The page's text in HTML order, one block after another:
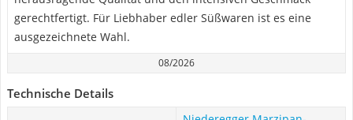
gerechtfertigt. Für Liebhaber edler Süßwaren ist es eine
ausgezeichnete Wahl.
08/2026
Technische Details